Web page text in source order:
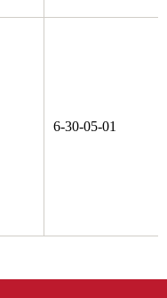
6-30-05-01